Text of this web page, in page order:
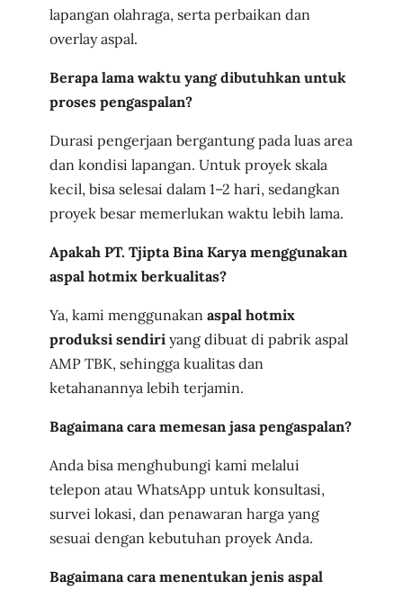
lapangan olahraga, serta perbaikan dan
overlay aspal.
Berapa lama waktu yang dibutuhkan untuk
proses pengaspalan?
Durasi pengerjaan bergantung pada luas area
dan kondisi lapangan. Untuk proyek skala
kecil, bisa selesai dalam 1–2 hari, sedangkan
proyek besar memerlukan waktu lebih lama.
Apakah PT. Tjipta Bina Karya menggunakan
aspal hotmix berkualitas?
Ya, kami menggunakanaspal hotmix
produksi sendiri yang dibuat di pabrik aspal
AMP TBK, sehingga kualitas dan
ketahanannya lebih terjamin.
Bagaimana cara memesan jasa pengaspalan?
Anda bisa menghubungi kami melalui
telepon atau WhatsApp untuk konsultasi,
survei lokasi, dan penawaran harga yang
sesuai dengan kebutuhan proyek Anda.
Bagaimana cara menentukan jenis aspal